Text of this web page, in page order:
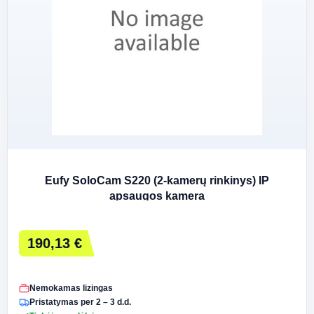
Eufy SoloCam S220 (2-kamerų rinkinys) IP
apsaugos kamera
190,13 €
Nemokamas lizingas
Pristatymas per 2 – 3 d.d.